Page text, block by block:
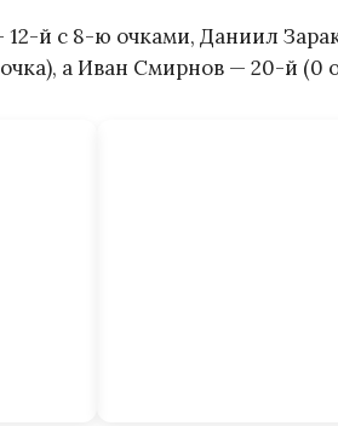
й с 8-ю очками, Даниил
а Иван Смирнов — 20-й (0